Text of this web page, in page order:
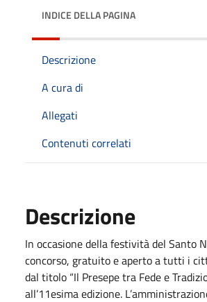
INDICE DELLA PAGINA
Descrizione
A cura di
Allegati
Contenuti correlati
Descrizione
In occasione della festività del Santo
concorso, gratuito e aperto a tutti i
dal titolo “Il Presepe tra Fede e
all’11esima edizione.